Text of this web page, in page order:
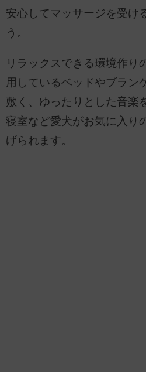
安心してマッサージを受け
う。
リラックスできる環境作り
用しているベッドやブラン
敷く、ゆったりとした音楽
寝室など愛犬がお気に入り
げられます。